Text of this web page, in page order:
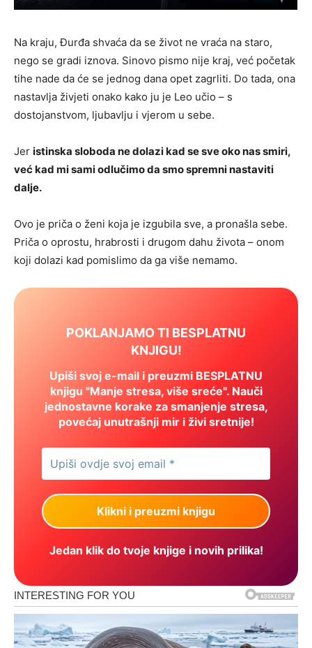
Na kraju, Đurđa shvaća da se život ne vraća na staro,
nego se gradi iznova. Sinovo pismo nije kraj, već početak
tihe nade da će se jednog dana opet zagrliti. Do tada, ona
nastavlja živjeti onako kako ju je Leo učio – s
dostojanstvom, ljubavlju i vjerom u sebe.
Jer istinska sloboda ne dolazi kad se sve oko nas smiri,
već kad mi sami odlučimo da smo spremni nastaviti
dalje.
Ovo je priča o ženi koja je izgubila sve, a pronašla sebe.
Priča o oprostu, hrabrosti i drugom dahu života – onom
koji dolazi kad pomislimo da ga više nemamo.
POKLANJAMO TI BESPLATNU
KNJIGU!
Upiši svoj e-mail i preuzmi BESPLATNU
knjigu "Manje stresa, više sreće". Nauči
jednostavne korake za smanjenje stresa,
povećaj unutrašnji mir i živi sretnije!
Jedan klik do tvoje knjige i novih prilika!